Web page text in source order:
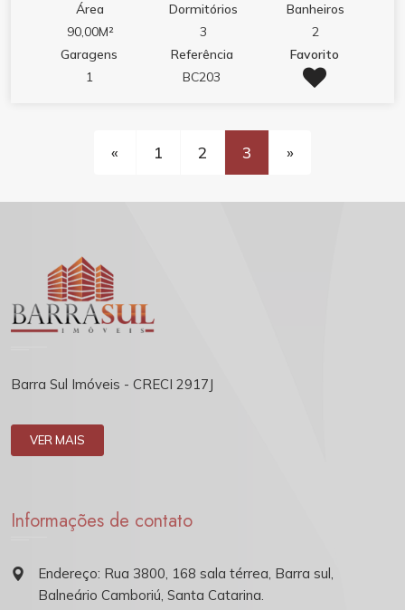
Área
90,00M²
Dormitórios
3
Banheiros
2
Garagens
1
Referência
BC203
Favorito
« 1 2 3 »
Barra Sul Imóveis - CRECI 2917J
VER MAIS
Informações de contato
Endereço: Rua 3800, 168 sala térrea, Barra sul,
Balneário Camboriú, Santa Catarina.